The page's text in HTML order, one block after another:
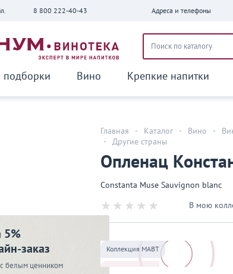
8 800 222-40-43 Адреса и телефоны
подборки Вино Крепкие напитки
5%
заказ
белым ценником
Главная - Каталог - Вино -
-
Другие страны
Опленац
Constanta Muse Sauvignon blanc
В мою
Коллекция МАВТ
Скидка месяца